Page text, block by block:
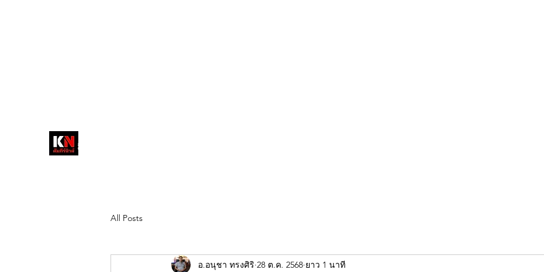
วส์
สื่อลึกวงการสงฆ์ เจาะตรงพระเครื่อง
All Posts
อ.อนุชา ทรงศิริ 28 ต.ค. 2568 ยาว 1 นาที